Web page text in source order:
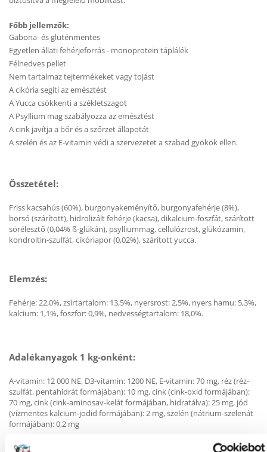
Főbb jellemzők:
Gabona- és gluténmentes
Egyetlen állati fehérjeforrás - monoprotein táplálék
Félnedves pellet
Nem tartalmaz tejtermékeket vagy tojást
A cikória segíti az emésztést
A Yucca csökkenti a székletszagot
A Psyllium mag szabályozza az emésztést
A cink javítja a bőr és a szőrzet állapotát
A szelén és az E-vitamin védi a szervezetet a szabad gyökök ellen.
Összetétel:
Friss kacsahús (60%), burgonyakeményítő, burgonyafehérje (8%),
borsó (szárított), hidrolizált fehérje (kacsa), dikalcium-foszfát, szárított
sörélesztő (0,04% ß-glükán), psylliummag, cellulózrost, glükózamin,
kondroitin-szulfát, cikóriapor (0,02%), szárított yucca.
Elemzés:
Fehérje: 22,0%, zsírtartalom: 13,5%, nyersrost: 2,5%, nyers hamu: 5,3%,
kalcium: 1,1%, foszfor: 0,9%, nedvességtartalom: 18,0%.
Adalékanyagok 1 kg-onként:
A-vitamin: 12 000 NE, D3-vitamin: 1200 NE, E-vitamin: 70 mg, réz (réz-
szulfát, pentahidrát formájában): 10 mg, cink (cink-oxid formájában):
70 mg, cink (cink-aminosav-kelát formájában, hidratálva): 25 mg, jód
(vízmentes kalcium-jodid formájában): 2 mg, szelén (nátrium-szelenát
formájában): 0,2 mg